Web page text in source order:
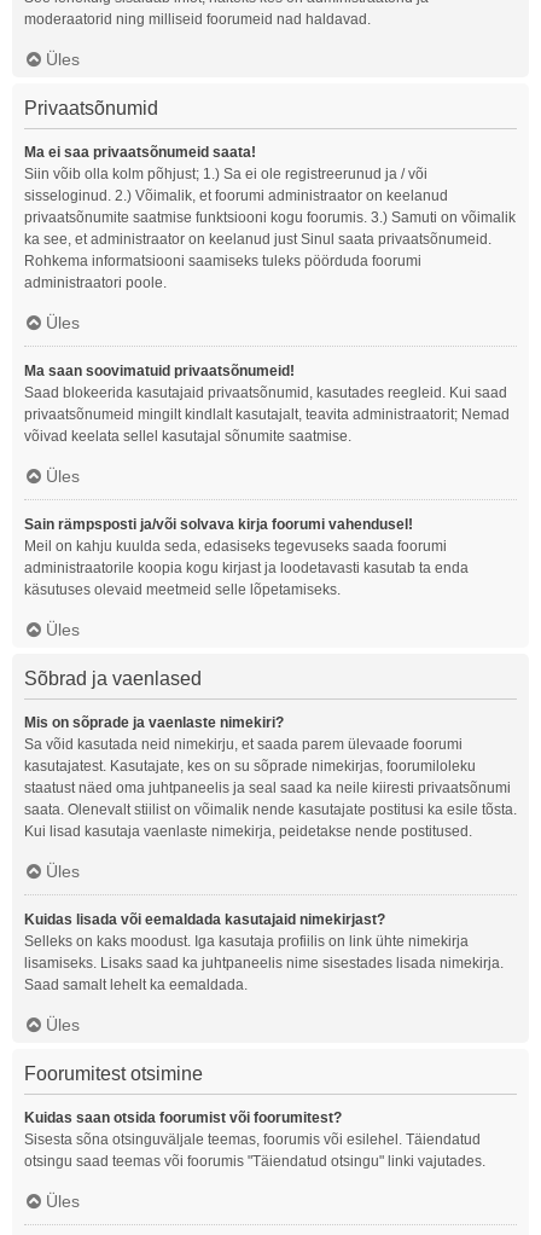
moderaatorid ning milliseid foorumeid nad haldavad.
Üles
Privaatsõnumid
Ma ei saa privaatsõnumeid saata!
Siin võib olla kolm põhjust; 1.) Sa ei ole registreerunud ja / või
sisseloginud. 2.) Võimalik, et foorumi administraator on keelanud
privaatsõnumite saatmise funktsiooni kogu foorumis. 3.) Samuti on võimalik
ka see, et administraator on keelanud just Sinul saata privaatsõnumeid.
Rohkema informatsiooni saamiseks tuleks pöörduda foorumi
administraatori poole.
Üles
Ma saan soovimatuid privaatsõnumeid!
Saad blokeerida kasutajaid privaatsõnumid, kasutades reegleid. Kui saad
privaatsõnumeid mingilt kindlalt kasutajalt, teavita administraatorit; Nemad
võivad keelata sellel kasutajal sõnumite saatmise.
Üles
Sain rämpsposti ja/või solvava kirja foorumi vahendusel!
Meil on kahju kuulda seda, edasiseks tegevuseks saada foorumi
administraatorile koopia kogu kirjast ja loodetavasti kasutab ta enda
käsutuses olevaid meetmeid selle lõpetamiseks.
Üles
Sõbrad ja vaenlased
Mis on sõprade ja vaenlaste nimekiri?
Sa võid kasutada neid nimekirju, et saada parem ülevaade foorumi
kasutajatest. Kasutajate, kes on su sõprade nimekirjas, foorumiloleku
staatust näed oma juhtpaneelis ja seal saad ka neile kiiresti privaatsõnumi
saata. Olenevalt stiilist on võimalik nende kasutajate postitusi ka esile tõsta.
Kui lisad kasutaja vaenlaste nimekirja, peidetakse nende postitused.
Üles
Kuidas lisada või eemaldada kasutajaid nimekirjast?
Selleks on kaks moodust. Iga kasutaja profiilis on link ühte nimekirja
lisamiseks. Lisaks saad ka juhtpaneelis nime sisestades lisada nimekirja.
Saad samalt lehelt ka eemaldada.
Üles
Foorumitest otsimine
Kuidas saan otsida foorumist või foorumitest?
Sisesta sõna otsinguväljale teemas, foorumis või esilehel. Täiendatud
otsingu saad teemas või foorumis "Täiendatud otsingu" linki vajutades.
Üles